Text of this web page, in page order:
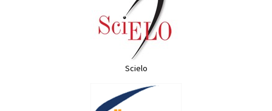
Scielo